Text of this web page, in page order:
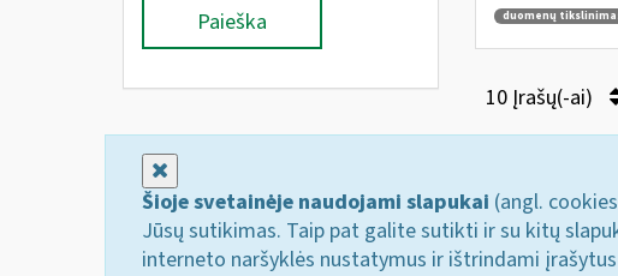
Paieška duomenų
10 Įrašų(-ai)
Šioje svetainėje naudojami slapukai (angl.
Jūsų sutikimas. Taip pat galite sutikti ir su kitų
interneto naršyklės nustatymus ir ištrindami